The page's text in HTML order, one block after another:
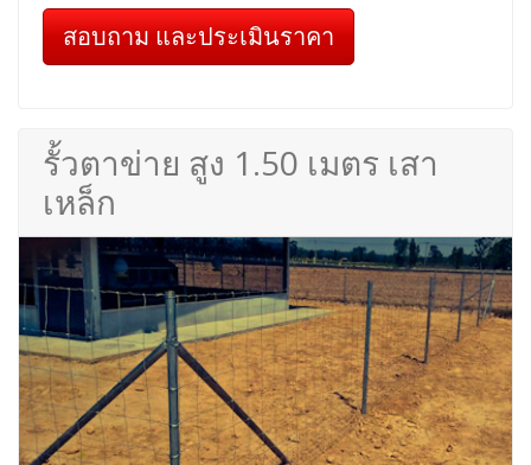
สอบถาม และประเมินราคา
รั้วตาข่าย สูง 1.50 เมตร เสา
เหล็ก